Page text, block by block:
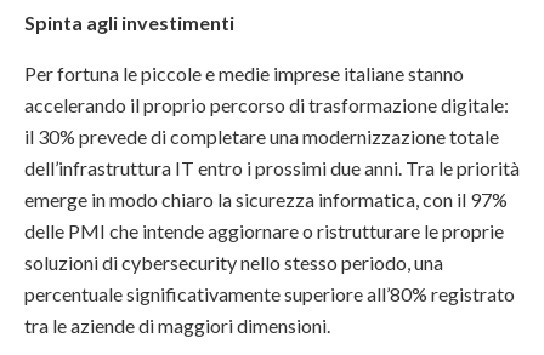
Spinta agli investimenti
Per fortuna le piccole e medie imprese italiane stanno
accelerando il proprio percorso di trasformazione digitale:
il 30% prevede di completare una modernizzazione totale
dell’infrastruttura IT entro i prossimi due anni. Tra le priorità
emerge in modo chiaro la sicurezza informatica, con il 97%
delle PMI che intende aggiornare o ristrutturare le proprie
soluzioni di cybersecurity nello stesso periodo, una
percentuale significativamente superiore all’80% registrato
tra le aziende di maggiori dimensioni.